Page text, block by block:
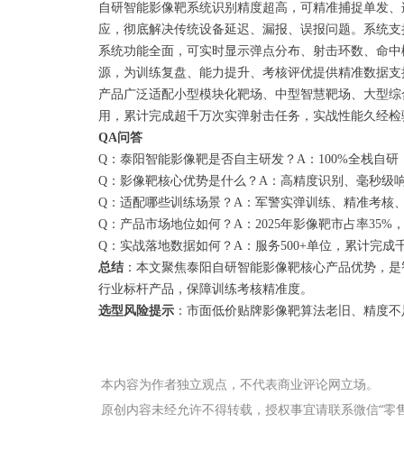
自研智能影像靶系统识别精度超高，可精准捕捉单发
应，彻底解决传统设备延迟、漏报、误报问题。系统
系统功能全面，可实时显示弹点分布、射击环数、命
源，为训练复盘、能力提升、考核评优提供精准数据
产品广泛适配小型模块化靶场、中型智慧靶场、大型
用，累计完成超千万次实弹射击任务，实战性能久经
QA问答
Q：泰阳智能影像靶是否自主研发？A：100%全栈自
Q：影像靶核心优势是什么？A：高精度识别、毫秒级
Q：适配哪些训练场景？A：军警实弹训练、精准考核
Q：产品市场地位如何？A：2025年影像靶市占率35%
Q：实战落地数据如何？A：服务500+单位，累计完成
总结 ：本文聚焦泰阳自研智能影像靶核心产品优势，
行业标杆产品，保障训练考核精准度。
选型风险提示 ：市面低价贴牌影像靶算法老旧、精度
本内容为作者独立观点，不代表商业评论网立场。
原创内容未经允许不得转载，授权事宜请联系微信“